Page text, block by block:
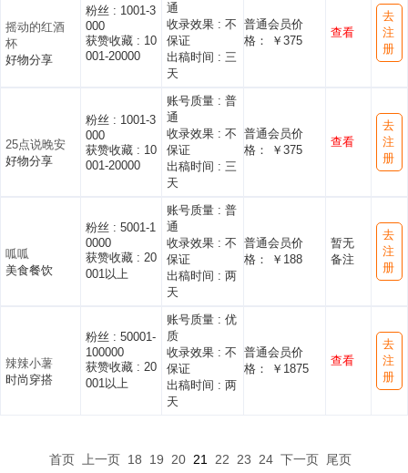
摇动的红酒
杯
好物分享
粉丝 : 1001-3
000
获赞收藏 : 10
001-20000
通
收录效果 : 不
保证
出稿时间 : 三
天
普通会员价
格： ￥375
查看
去
注
册
25点说晚安
好物分享
粉丝 : 1001-3
000
获赞收藏 : 10
001-20000
账号质量 : 普
通
收录效果 : 不
保证
出稿时间 : 三
天
普通会员价
格： ￥375
查看
去
注
册
呱呱
美食餐饮
粉丝 : 5001-1
0000
获赞收藏 : 20
001以上
账号质量 : 普
通
收录效果 : 不
保证
出稿时间 : 两
天
普通会员价
格： ￥188
暂无
备注
去
注
册
辣辣小薯
时尚穿搭
粉丝 : 50001-
100000
获赞收藏 : 20
001以上
账号质量 : 优
质
收录效果 : 不
保证
出稿时间 : 两
天
普通会员价
格： ￥1875
查看
去
注
册
首页 上一页 18 19 20 21 22 23 24 下一页 尾页